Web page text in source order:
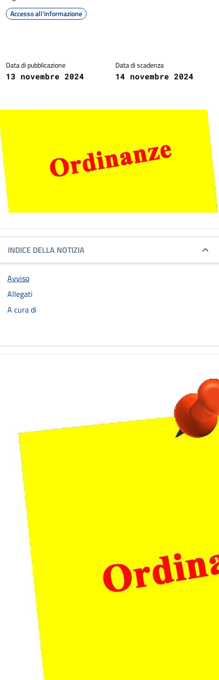
Accesso all'informazione
Data di pubblicazione
13 novembre 2024
Data di scadenza
14 novembre 2024
INDICE DELLA NOTIZIA
Avviso
Allegati
A cura di